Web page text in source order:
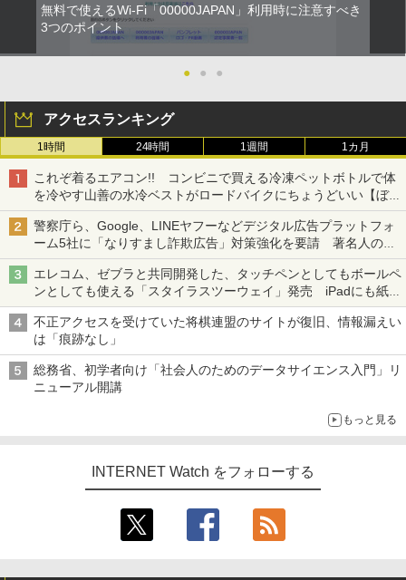
無料で使えるWi-Fi「00000JAPAN」利用時に注意すべき
3つのポイント
● ● ●
アクセスランキング
1時間 24時間 1週間 1カ月
これぞ着るエアコン!! コンビニで買える冷凍ペットボトルで体
を冷やす山善の水冷ベストがロードバイクにちょうどいい【ぼっ
ち・ざ・ろーど！その14】【空いた時間でなにしてる？】
警察庁ら、Google、LINEヤフーなどデジタル広告プラットフォ
ーム5社に「なりすまし詐欺広告」対策強化を要請 著名人の写
真や映像を使った投資詐欺などへの対策として
エレコム、ゼブラと共同開発した、タッチペンとしてもボールペ
ンとしても使える「スタイラスツーウェイ」発売 iPadにも紙に
も、持ち替えずに書き込める
不正アクセスを受けていた将棋連盟のサイトが復旧、情報漏えい
は「痕跡なし」
総務省、初学者向け「社会人のためのデータサイエンス入門」リ
ニューアル開講
もっと見る
INTERNET Watch をフォローする